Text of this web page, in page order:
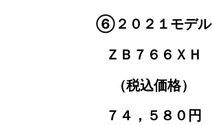
⑥２０２１モデル
ＺＢ７６６ＸＨ
（税込価格）
７４，５８０円